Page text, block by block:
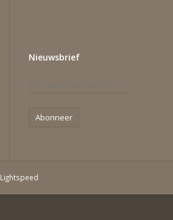
Nieuwsbrief
Abonneer
Lightspeed